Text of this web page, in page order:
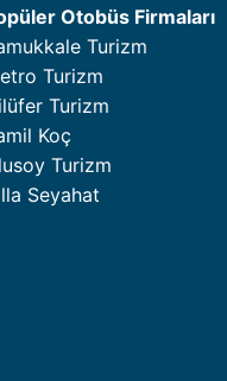
Otobüs Firmaları
Turizm
Turizm
Turizm
Koç
Turizm
Seyahat